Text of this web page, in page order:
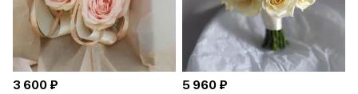
3 600 ₽ 5 960 ₽